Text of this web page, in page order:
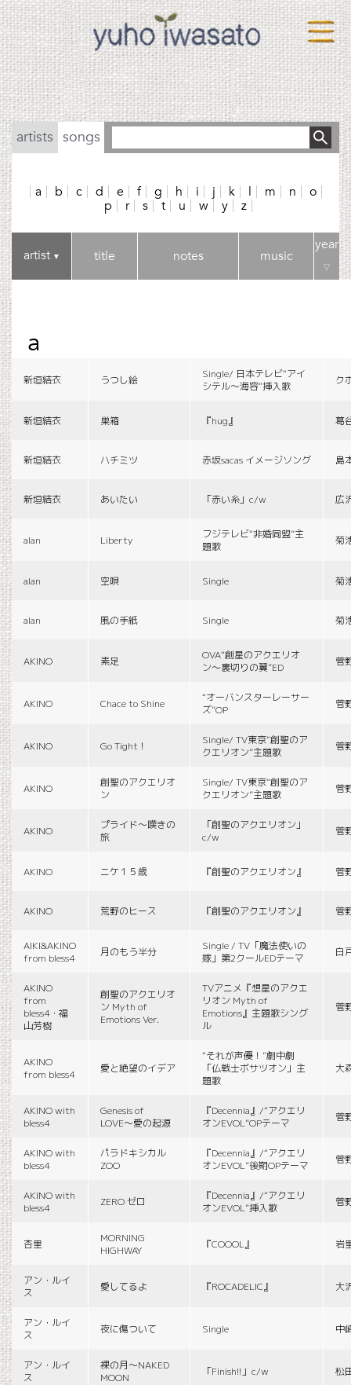
artists songs
a b c d e f g h i j k l m n
o
p
r s t u w y z
artist▼ title notes music
year
▽
a
新垣結衣 うつし絵
Single/ 日本テレビ“アイ
シテル〜海容”挿入歌
ク
新垣結衣 巣箱 『hug』 葛
新垣結衣 ハチミツ 赤坂sacas イメージソング 島
新垣結衣 あいたい 「赤い糸」c/w 広
alan Liberty
フジテレビ“非婚同盟”主
題歌
菊
alan 空唄 Single 菊
alan 風の手紙 Single 菊
AKINO 素足
OVA“創星のアクエリオ
ン〜裏切りの翼”ED
菅
AKINO Chace to Shine
“オーバンスターレーサー
ズ”OP
菅
AKINO Go Tight！
Single/ TV東京“創聖のア
クエリオン”主題歌
菅
AKINO
創聖のアクエリオ
ン
Single/ TV東京“創聖のア
クエリオン”主題歌
菅
AKINO
プライド〜嘆きの
旅
「創聖のアクエリオン」
c/w
菅
AKINO ニケ１５歳 『創聖のアクエリオン』 菅
AKINO 荒野のヒース 『創聖のアクエリオン』 菅
AIKI&AKINO
from bless4
月のもう半分
Single / TV「魔法使いの
嫁」第2クールEDテーマ
白
AKINO
from
bless4・福
山芳樹
創聖のアクエリオ
ン Myth of
Emotions Ver.
TVアニメ『想星のアクエ
リオン Myth of
Emotions』主題歌シング
ル
菅
AKINO
from bless4
愛と絶望のイデア
“それが声優！”劇中劇
「仏戦士ボサツオン」主
題歌
大
AKINO with
bless4
Genesis of
LOVE〜愛の起源
『Decennia』/“アクエリ
オンEVOL”OPテーマ
菅
AKINO with
bless4
パラドキシカル
ZOO
『Decennia』/“アクエリ
オンEVOL”後期OPテーマ
菅
AKINO with
bless4
ZERO ゼロ
『Decennia』/“アクエリ
オンEVOL”挿入歌
菅
杏里
MORNING
HIGHWAY
『COOOL』 岩
アン・ルイ
ス
愛してるよ 『ROCADELIC』 大
アン・ルイ
ス
夜に傷ついて Single 中
アン・ルイ
ス
裸の月〜NAKED
MOON
「Finish!!」c/w 松